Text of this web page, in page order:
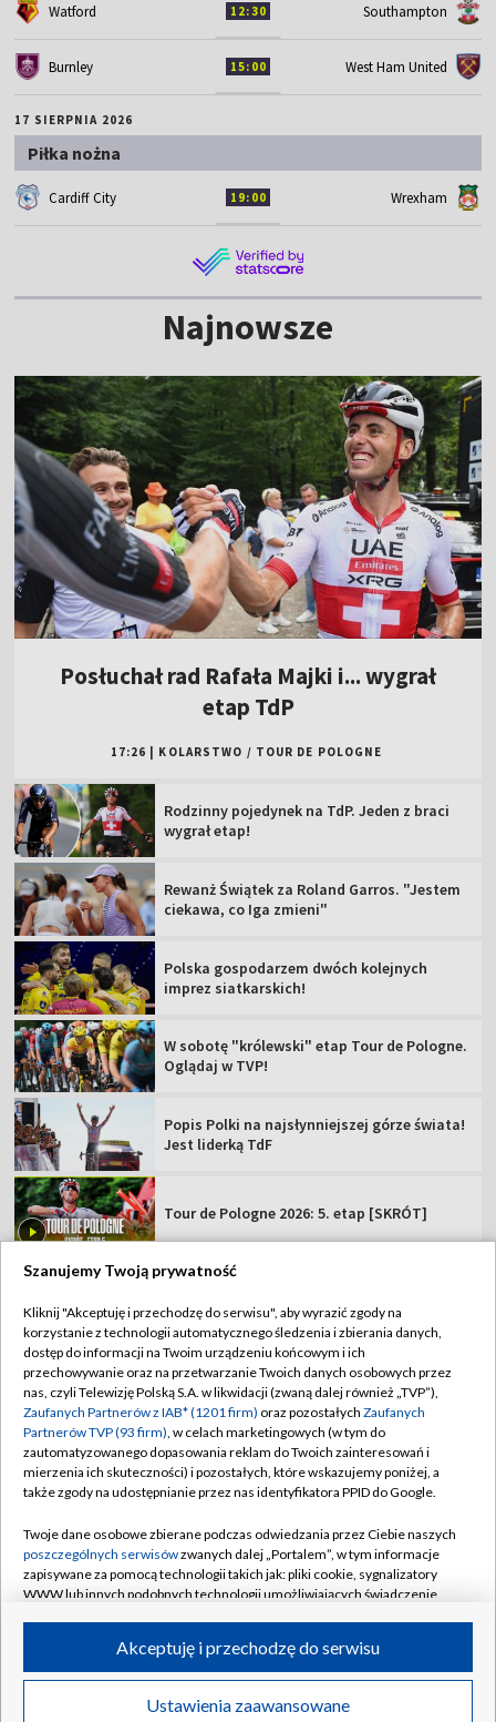
Transmisje Wideo
Watford 12:30 Southampton
Burnley 15:00 West Ham United
17 SIERPNIA 2026
Piłka nożna
Cardiff City 19:00 Wrexham
Najnowsze
Posłuchał rad Rafała Majki i... wygrał
etap TdP
17:26 KOLARSTWO / TOUR DE POLOGNE
Rodzinny pojedynek na TdP. Jeden z braci
wygrał etap!
Rewanż Świątek za Roland Garros. "Jestem
ciekawa, co Iga zmieni"
Polska gospodarzem dwóch kolejnych
imprez siatkarskich!
W sobotę "królewski" etap Tour de Pologne.
Oglądaj w TVP!
Popis Polki na najsłynniejszej górze świata!
Jest liderką TdF
Tour de Pologne 2026: 5. etap [SKRÓT]
TVP
Abonament TVP
Sklep TVP
Biuro Reklamy
Oferta Handlowa
Emisja w TVP
Rada Programowa
Ogłoszenia przetargowe
Akademia Telewizyjna
Informacje o nadawcy
Regulamin TVP
Polityka prywatności
Moje zgody
Biuro reklamy
Kanały
©2026 Telewizja Polska Spółka Akcyjna w likwidacji
Szanujemy Twoją prywatność
Kliknij "Akceptuję i przechodzę do serwisu", aby wyrazić zgody na
korzystanie z technologii automatycznego śledzenia i zbierania danych,
dostęp do informacji na Twoim urządzeniu końcowym i ich
przechowywanie oraz na przetwarzanie Twoich danych osobowych przez
nas, czyli Telewizję Polską S.A. w likwidacji (zwaną dalej również „TVP”),
Zaufanych Partnerów z IAB* (1201 firm) oraz pozostałych Zaufanych
Partnerów TVP (93 firm), w celach marketingowych (w tym do
zautomatyzowanego dopasowania reklam do Twoich zainteresowań i
mierzenia ich skuteczności) i pozostałych, które wskazujemy poniżej, a
także zgody na udostępnianie przez nas identyfikatora PPID do Google.
Twoje dane osobowe zbierane podczas odwiedzania przez Ciebie naszych
poszczególnych serwisówzwanych dalej „Portalem”, w tym informacje
zapisywane za pomocą technologii takich jak: pliki cookie, sygnalizatory
WWW lub innych podobnych technologii umożliwiających świadczenie
ruchu w Internecie.
Twoje dane osobowe zbierane podczas odwiedzania przez Ciebie
poszczególnych serwisówna Portalu, takie jak adresy IP, identyfikatory
Ustawienia zaawansowane
Akceptuję i przechodzę do serwisu